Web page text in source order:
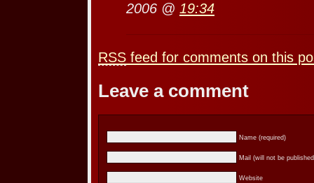
2006 @ 19:34
RSS feed for comments on this
Leave a comment
Name (required)
Mail (will not be
Website